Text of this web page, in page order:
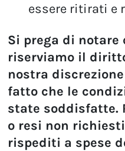
essere ritirati e
Si prega di notare
riserviamo il
nostra
fatto che le
state soddisfatte.
o resi non
rispediti a spese